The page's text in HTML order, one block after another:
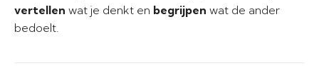
vertellen wat je denkt en begrijpen wat de ander
bedoelt.